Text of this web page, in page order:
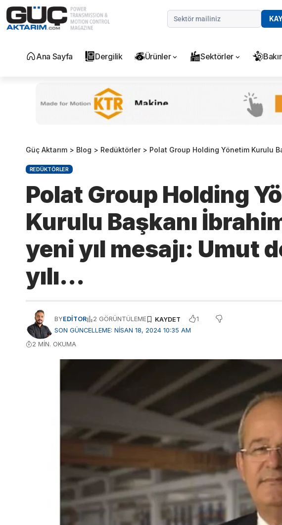
Ana Sayfa Dergilik Ürünler Sektörler
Güç Aktarım > Blog > Redüktörler> Polat Group Holding Yönetim Kurulu Başkanı
REDÜKTÖRLER
Polat Group Holding
Kurulu Başkanı
yeni yıl mesajı: Umut
yılı…
SON GÜNCELLEME: NISAN 18, 2024 10:35 AM
BYEDITOR 2 GÖRÜNTÜLEME 1
2 MIN. OKUMA